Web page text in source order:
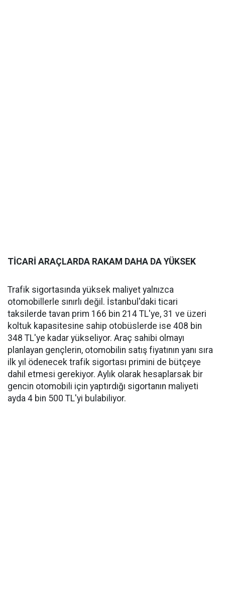
TİCARİ ARAÇLARDA RAKAM DAHA DA YÜKSEK
Trafik sigortasında yüksek maliyet yalnızca
otomobillerle sınırlı değil. İstanbul'daki ticari
taksilerde tavan prim 166 bin 214 TL'ye, 31 ve üzeri
koltuk kapasitesine sahip otobüslerde ise 408 bin
348 TL'ye kadar yükseliyor. Araç sahibi olmayı
planlayan gençlerin, otomobilin satış fiyatının yanı sıra
ilk yıl ödenecek trafik sigortası primini de bütçeye
dahil etmesi gerekiyor. Aylık olarak hesaplarsak bir
gencin otomobili için yaptırdığı sigortanın maliyeti
ayda 4 bin 500 TL'yi bulabiliyor.